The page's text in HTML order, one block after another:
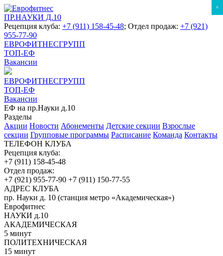
ПР.НАУКИ Д.10
Рецепция клуба: +7 (911) 158-45-48; Отдел продаж: +7 (921)
955-77-90
ЕВРОФИТНЕСГРУПП
ТОП-ЕФ
Вакансии
ЕВРОФИТНЕСГРУПП
ТОП-ЕФ
Вакансии
ЕФ на пр.Науки д.10
Разделы
Акции Новости Абонементы Детские секции Взрослые
секции Групповые программы Расписание Команда Контакты
ТЕЛЕФОН КЛУБА
Рецепция клуба:
+7 (911) 158-45-48
Отдел продаж:
+7 (921) 955-77-90 +7 (911) 150-77-55
АДРЕС КЛУБА
пр. Науки д. 10 (станция метро «Академическая»)
Еврофитнес
НАУКИ д.10
АКАДЕМИЧЕСКАЯ
5 минут
ПОЛИТЕХНИЧЕСКАЯ
15 минут
×